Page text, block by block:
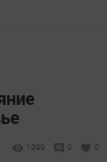
1099 0 0